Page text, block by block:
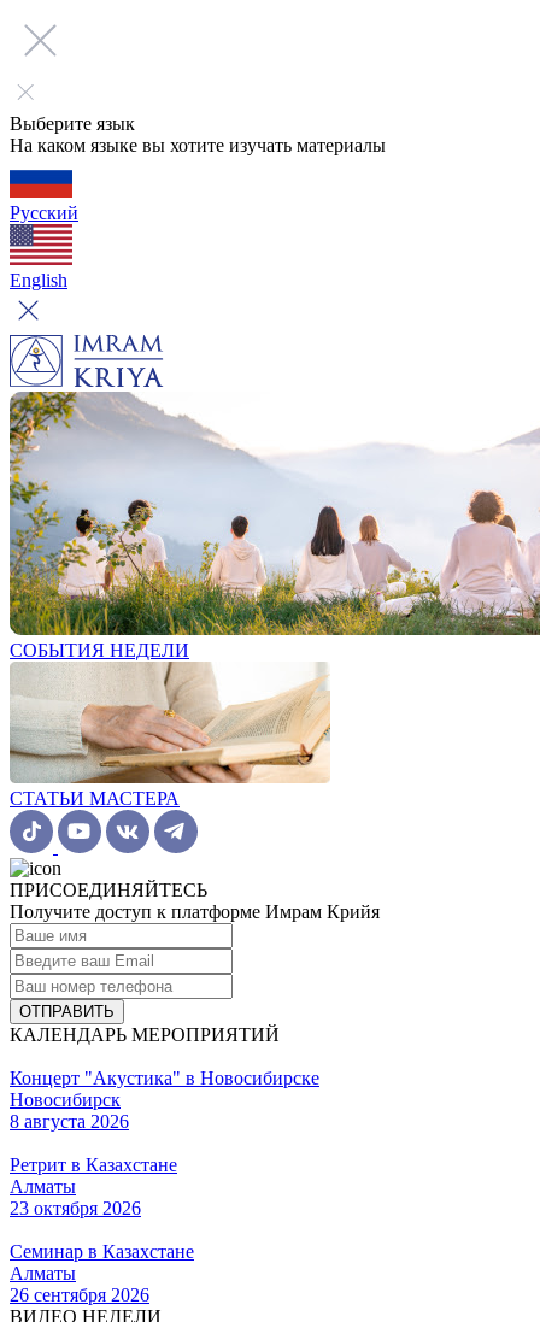
Выберите язык
На каком языке вы хотите изучать материалы
Русский
English
СОБЫТИЯ НЕДЕЛИ
СТАТЬИ МАСТЕРА
ПРИСОЕДИНЯЙТЕСЬ
Получите доступ к платформе Имрам Крийя
ОТПРАВИТЬ
КАЛЕНДАРЬ МЕРОПРИЯТИЙ
Концерт "Акустика" в Новосибирске
Новосибирск
8 августа 2026
Ретрит в Казахстане
Алматы
23 октября 2026
Семинар в Казахстане
Алматы
26 сентября 2026
ВИДЕО НЕДЕЛИ